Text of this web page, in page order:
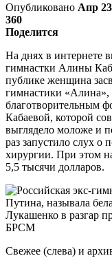
Опубликовано Апр
360
Поделится
На днях в интернете
гимнастки Алины
публике женщина
гимнастики «Алина»,
благотворительным
Кабаевой, которой
выглядело моложе и
раз запустило слух о
хирургии. При этом
5,5 тысячи долларов.
Свежее (слева) и